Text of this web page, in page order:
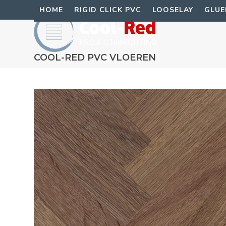
to
HOME RIGID CLICK PVC LOOSELAY
COOL-RED PVC VLOEREN